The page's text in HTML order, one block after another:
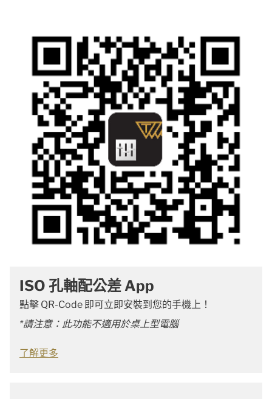
ISO 孔軸配公差 App
點擊 QR-Code 即可立即安裝到您的手機上！
*請注意：此功能不適用於桌上型電腦
了解更多